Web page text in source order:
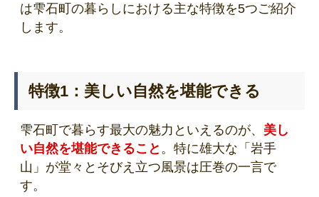
は雫石町の暮らしにおける主な特徴を5つご紹介
します。
特徴1：美しい自然を堪能できる
雫石町で暮らす最大の魅力といえるのが、 美し
い自然を堪能できること 。特に雄大な「岩手
山」が堂々とそびえ立つ風景は圧巻の一言で
す。